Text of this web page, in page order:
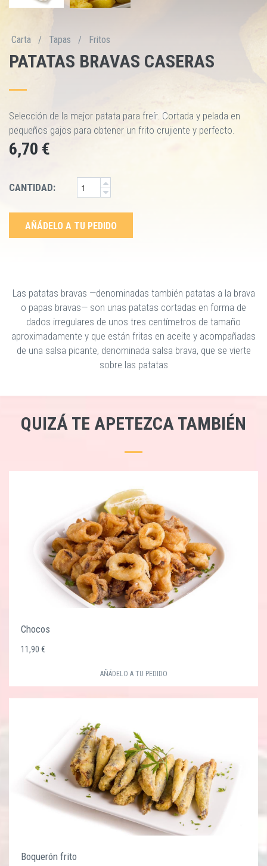
Carta / Tapas / Fritos
PATATAS BRAVAS CASERAS
Selección de la mejor patata para freír. Cortada y pelada en
pequeños gajos para obtener un frito crujiente y perfecto.
6,70 €
CANTIDAD:
AÑÁDELO A TU PEDIDO
Las patatas bravas —denominadas también patatas a la brava
o papas bravas— son unas patatas cortadas en forma de
dados irregulares de unos tres centímetros de tamaño
aproximadamente y que están fritas en aceite y acompañadas
de una salsa picante, denominada salsa brava, que se vierte
sobre las patatas
QUIZÁ TE APETEZCA TAMBIÉN
Chocos
11,90 €
AÑÁDELO A TU PEDIDO
Boquerón frito